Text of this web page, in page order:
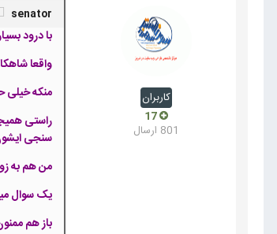
کاربران
801 ارسال
senator گفت است :
با درود
واقعا
منکه خیلی
راستی
سنجی
من هم به
یک سوال
باز هم